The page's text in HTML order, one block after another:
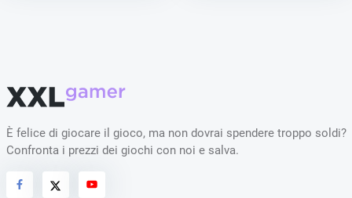
È felice di giocare il gioco, ma non dovrai spendere troppo soldi?
Confronta i prezzi dei giochi con noi e salva.